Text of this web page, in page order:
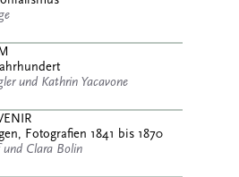
und Kathrin Yacavone
Fotografien 1841 bis 1870
Clara Bolin